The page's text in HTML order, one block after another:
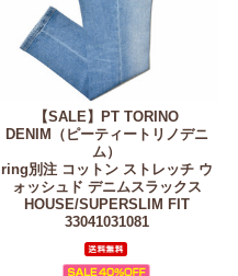
【SALE】
PT TORINO
DENIM（ピーティートリノデニ
ム）
ring別注 コットン ストレッチ ウ
ォッシュド デニムスラックス
HOUSE/SUPERSLIM FIT
33041031081